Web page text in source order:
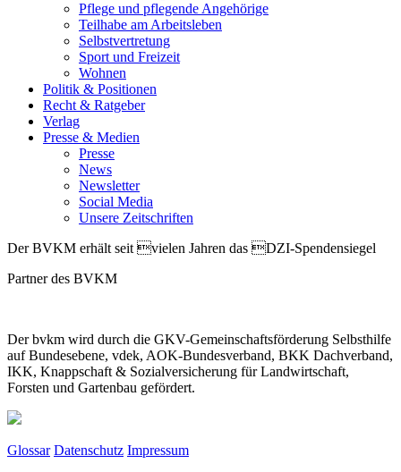
Pflege und pflegende Angehörige
Teilhabe am Arbeitsleben
Selbstvertretung
Sport und Freizeit
Wohnen
Politik & Positionen
Recht & Ratgeber
Verlag
Presse & Medien
Presse
News
Newsletter
Social Media
Unsere Zeitschriften
Der BVKM erhält seit vielen Jahren das DZI-Spendensiegel
Partner des BVKM
Der bvkm wird durch die GKV-Gemeinschaftsförderung Selbsthilfe
auf Bundesebene, vdek, AOK-Bundesverband, BKK Dachverband,
IKK, Knappschaft & Sozialversicherung für Landwirtschaft,
Forsten und Gartenbau gefördert.
Glossar Datenschutz Impressum